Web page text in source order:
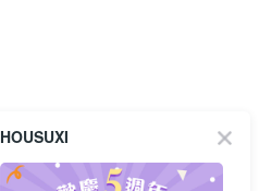
HOUSUXI